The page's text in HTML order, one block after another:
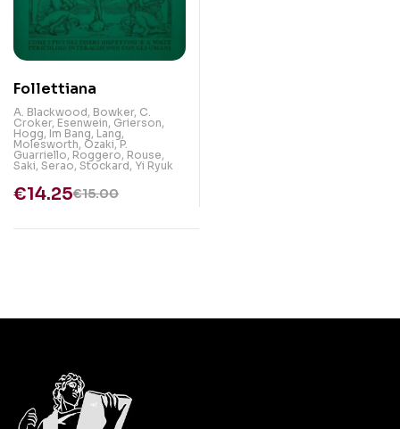
Follettiana
A. Blackwood, Bowker, C.
Croker, Esenwein, Grierson,
Hogg, Im Bang, Lang,
Molesworth, Ozaki,P.
Guarriello, Roggero, Rouse,
Saki, Serao, Stockard, Yi Ryuk
€15.00
€14.25